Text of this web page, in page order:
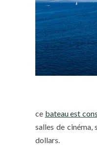
ce bateau est
salles de cinéma,
dollars.